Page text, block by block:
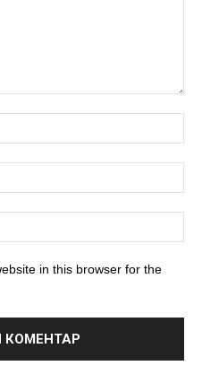
in this browser for the